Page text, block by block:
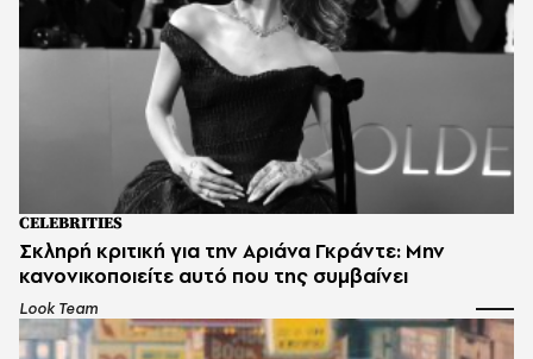
CELEBRITIES
Σκληρή κριτική για την Αριάνα Γκράντε: Μην
κανονικοποιείτε αυτό που της συμβαίνει
Look Team